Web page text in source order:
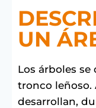
UN
Los árboles
tronco
desarrollan,